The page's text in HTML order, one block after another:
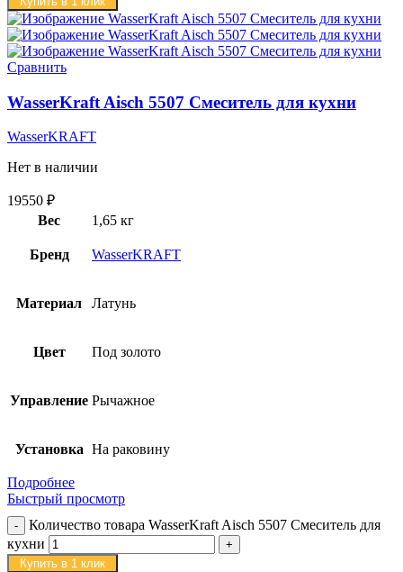
Сравнить
WasserKraft Aisch 5507 Смеситель для кухни
WasserKRAFT
Нет в наличии
19550 ₽
Вес
1,65 кг
Бренд WasserKRAFT
Материал Латунь
Цвет Под золото
Управление Рычажное
Установка На раковину
Подробнее
Быстрый просмотр
Количество товара WasserKraft Aisch 5507 Смеситель для
кухни
Купить в 1 клик